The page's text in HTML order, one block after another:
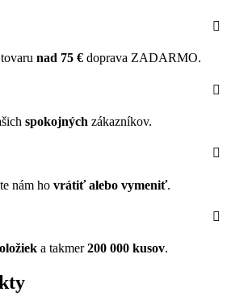
nad 75 € doprava ZADARMO.
spokojných zákazníkov.
nám ho vrátiť alebo vymeniť.
a takmer200 000 kusov.